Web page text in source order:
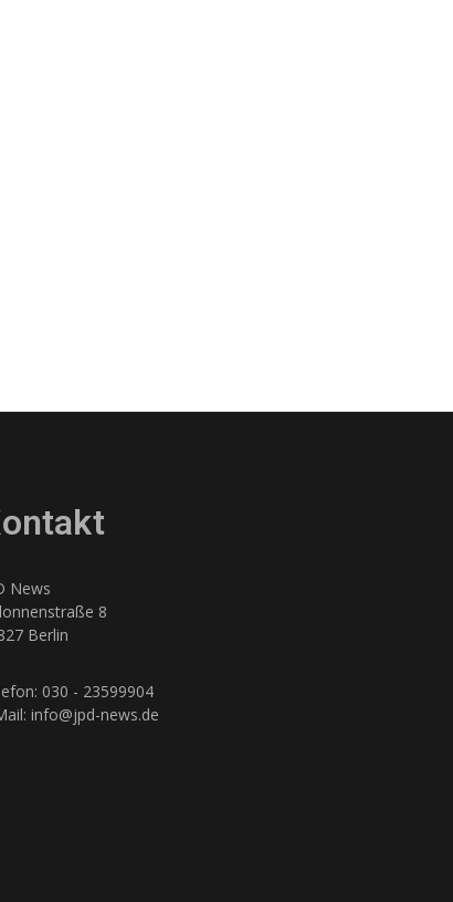
News
8
Berlin
030 - 23599904
info@jpd-news.de